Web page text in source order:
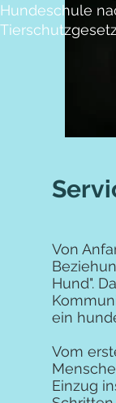
Hundeschule
Von
Hund".
ein
Vom
Einzug